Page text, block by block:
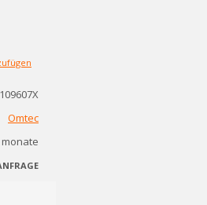
Omtec
monate